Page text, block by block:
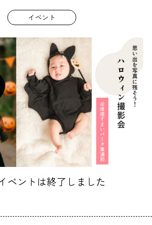
イベント
ベントは終了しました